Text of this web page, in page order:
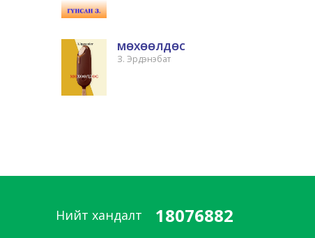
МӨХӨӨЛДӨС
З. Эрдэнэбат
Нийт хандалт 18076882